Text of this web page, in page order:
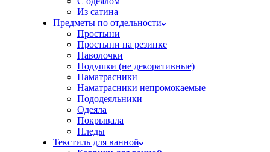
Из сатина
Предметы по отдельности
Простыни
Простыни на резинке
Наволочки
Подушки (не декоративные)
Наматрасники
Наматрасники непромокаемые
Пододеяльники
Одеяла
Покрывала
Пледы
Текстиль для ванной